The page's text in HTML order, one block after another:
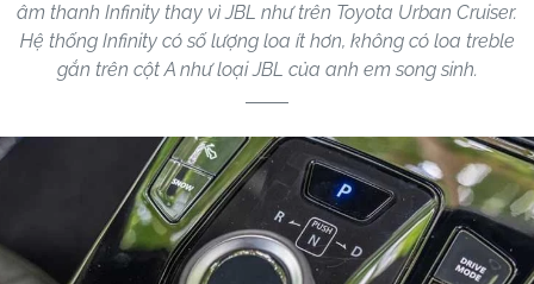
âm thanh Infinity thay vì JBL như trên Toyota Urban Cruiser.
Hệ thống Infinity có số lượng loa ít hơn, không có loa treble
gắn trên cột A như loại JBL của anh em song sinh.